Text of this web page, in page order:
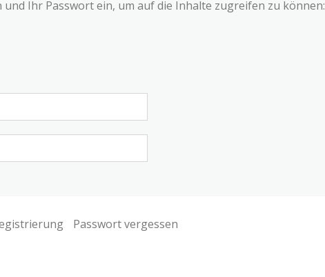
Ihr Passwort ein, um auf die Inhalte zugreifen zu können:
Passwort vergessen